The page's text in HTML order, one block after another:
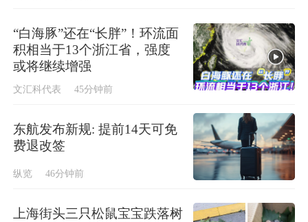
“白海豚”还在“长胖”！环流面
积相当于13个浙江省，强度
或将继续增强
文汇科代表 45分钟前
东航发布新规: 提前14天可免
费退改签
纵览 46分钟前
上海街头三只松鼠宝宝跌落树